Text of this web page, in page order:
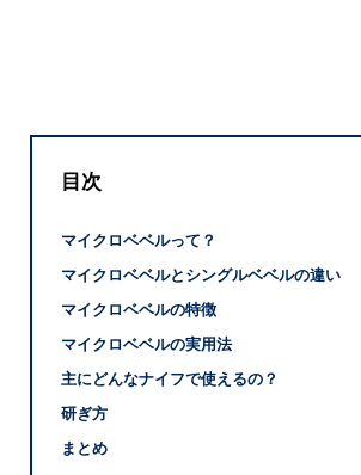
目次
マイクロベベルって？
マイクロベベルとシングルベベルの違い
マイクロベベルの特徴
マイクロベベルの実用法
主にどんなナイフで使えるの？
研ぎ方
まとめ